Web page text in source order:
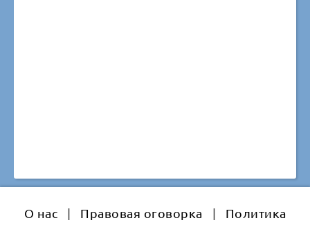
О нас | Правовая оговорка | Политика